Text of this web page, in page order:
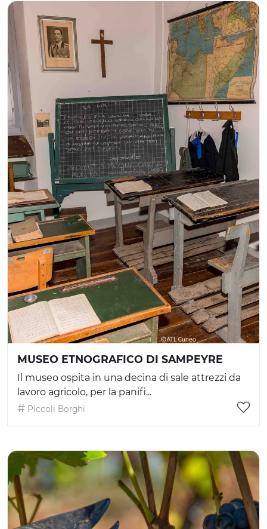
MUSEO ETNOGRAFICO DI SAMPEYRE
Il museo ospita in una decina di sale attrezzi da
lavoro agricolo, per la panifi...
Piccoli Borghi